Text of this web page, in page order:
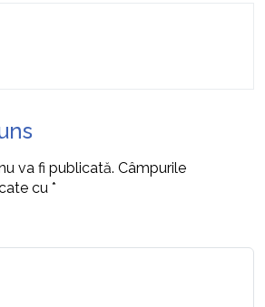
va fi publicată. Câmpurile
cu *